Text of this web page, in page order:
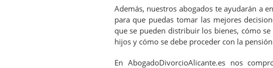
Además, nuestros abogados te ayudarán a
para que puedas tomar las mejores
que se pueden distribuir los bienes, cómo
hijos y cómo se debe proceder con la
En AbogadoDivorcioAlicante.es nos